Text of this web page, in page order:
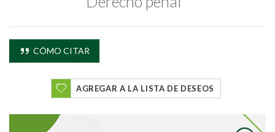
CÓMO CITAR
AGREGAR A LA LISTA DE DESEOS